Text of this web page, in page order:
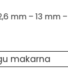
mm – 13 mm
makarna